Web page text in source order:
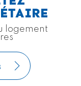
logement